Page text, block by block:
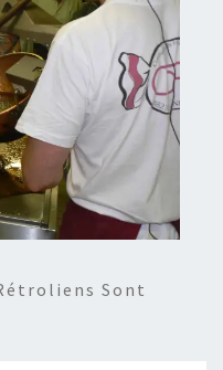
Sont